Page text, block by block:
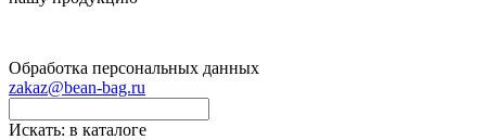
Обработка персональных данных
zakaz@bean-bag.ru
Искать: в каталоге